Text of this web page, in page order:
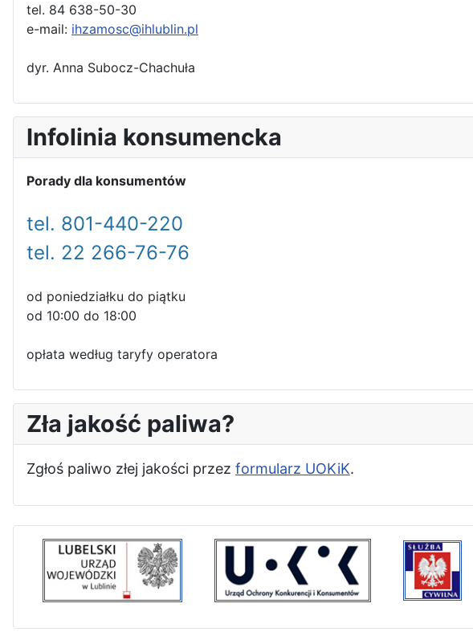
tel. 84 638-50-30
e-mail: ihzamosc@ihlublin.pl
dyr. Anna Subocz-Chachuła
Infolinia konsumencka
Porady dla konsumentów
tel. 801-440-220
tel. 22 266-76-76
od poniedziałku do piątku
od 10:00 do 18:00
opłata według taryfy operatora
Zła jakość paliwa?
Zgłoś paliwo złej jakości przez formularz UOKiK.